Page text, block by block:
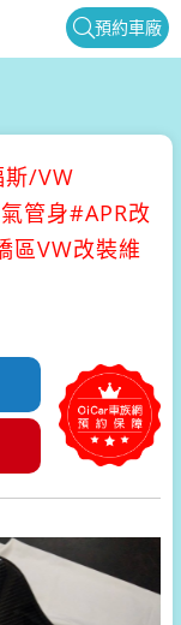
預約車廠
斯/VW
管身#APR改
區VW改裝維